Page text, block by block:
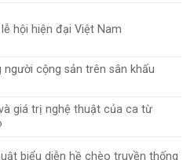
hội hiện đại Việt Nam
người cộng sản trên sân khấu
giá trị nghệ thuật của ca từ
biểu diễn hề chèo truyền thống